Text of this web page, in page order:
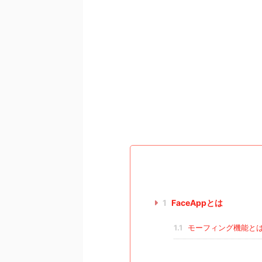
1 FaceAppとは
1.1 モーフィング機能と